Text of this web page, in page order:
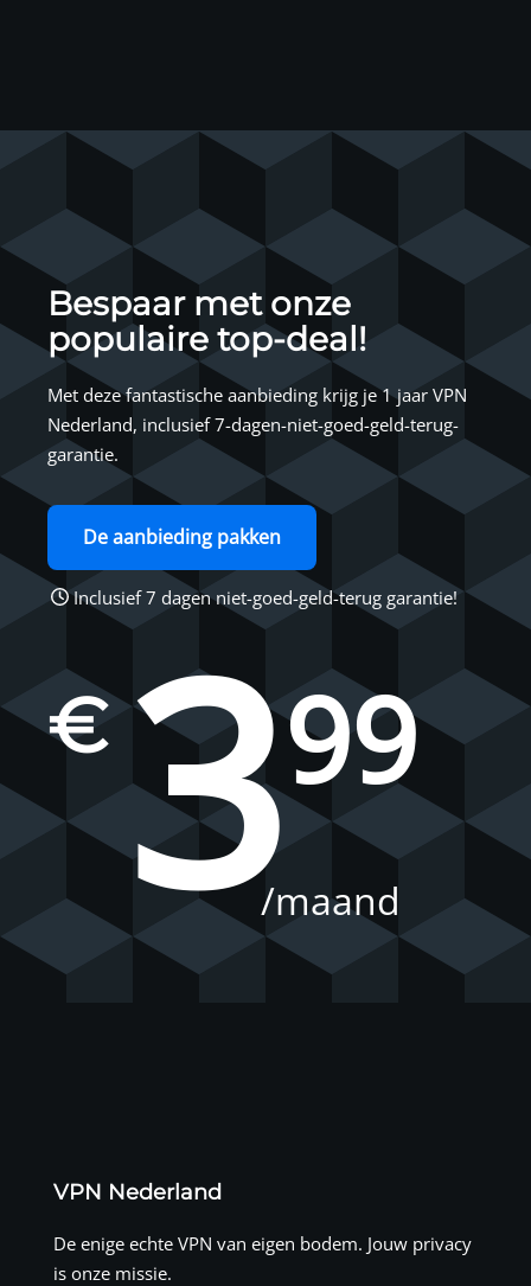
Bespaar met onze
populaire top-deal!
Met deze fantastische aanbieding krijg je 1 jaar VPN
Nederland, inclusief 7-dagen-niet-goed-geld-terug-
garantie.
De aanbieding pakken
Inclusief 7 dagen niet-goed-geld-terug garantie!
€399
/maand
VPN Nederland
De enige echte VPN van eigen bodem. Jouw privacy
is onze missie.